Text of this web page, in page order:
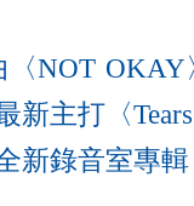
〈NOT OKAY
新主打〈
新錄音室專